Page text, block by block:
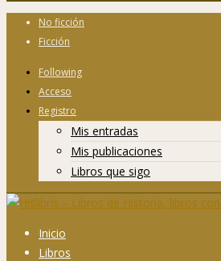
No ficción
Ficción
Following
Acceso
Registro
Mis entradas
Mis publicaciones
Libros que sigo
Inicio
Libros